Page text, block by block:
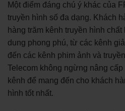
Một điểm đáng chú ý khác của
truyền hình số đa dạng. Khách
hàng trăm kênh truyền hình
dung phong phú, từ các kênh
đến các kênh phim ảnh và
Telecom không ngừng nâng
kênh để mang đến cho khách
hình tốt nhất.